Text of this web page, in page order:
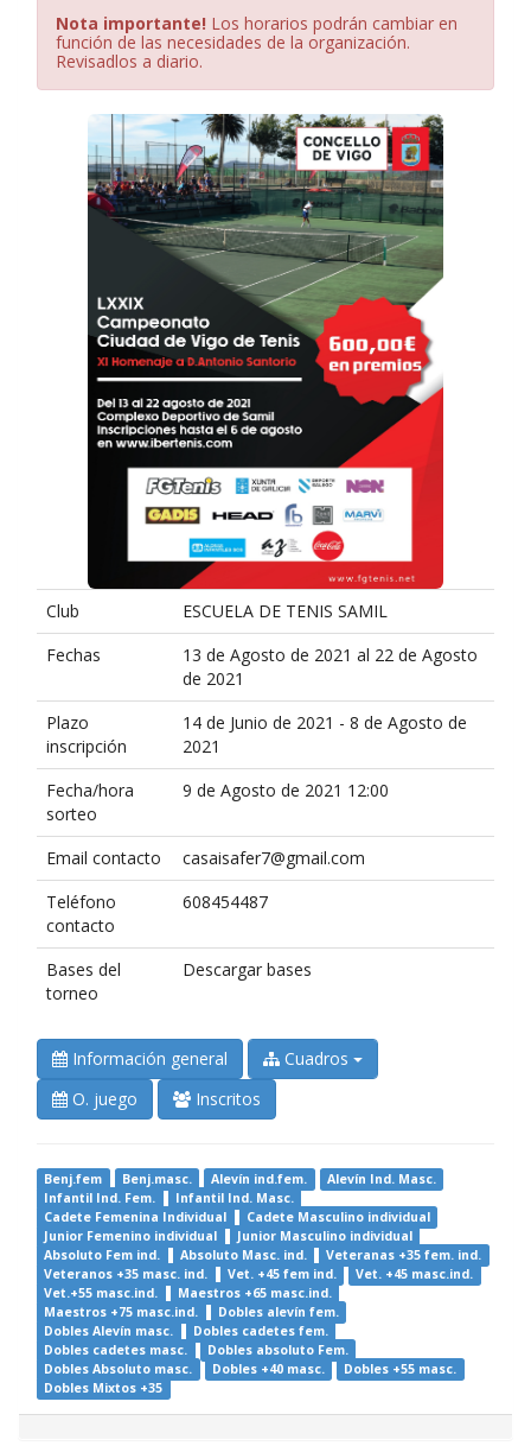
Nota importante! Los horarios podrán cambiar en
función de las necesidades de la organización.
Revisadlos a diario.
Club
ESCUELA DE TENIS SAMIL
Fechas
13 de Agosto de 2021 al 22 de Agosto
de 2021
Plazo
inscripción
14 de Junio de 2021 - 8 de Agosto de
2021
Fecha/hora
sorteo
9 de Agosto de 2021 12:00
Email contacto
casaisafer7@gmail.com
Teléfono
contacto
608454487
Bases del
torneo
Descargar bases
Información general
Cuadros
O. juego
Inscritos
Benj.fem Benj.masc. Alevín ind.fem.
Alevín Ind. Masc.
Infantil Ind. Fem.
Infantil Ind. Masc.
Cadete Femenina Individual
Cadete Masculino individual
Junior Femenino individual
Junior Masculino individual
Absoluto Fem ind.
Absoluto Masc. ind.
Veteranas +35 fem. ind.
Veteranos +35 masc. ind.
Vet. +45 fem ind.
Vet. +45 masc.ind.
Vet.+55 masc.ind.
Maestros +65 masc.ind.
Maestros +75 masc.ind.
Dobles alevín fem.
Dobles Alevín masc.
Dobles cadetes fem.
Dobles cadetes masc.
Dobles absoluto Fem.
Dobles Absoluto masc.
Dobles +40 masc.
Dobles +55 masc.
Dobles Mixtos +35